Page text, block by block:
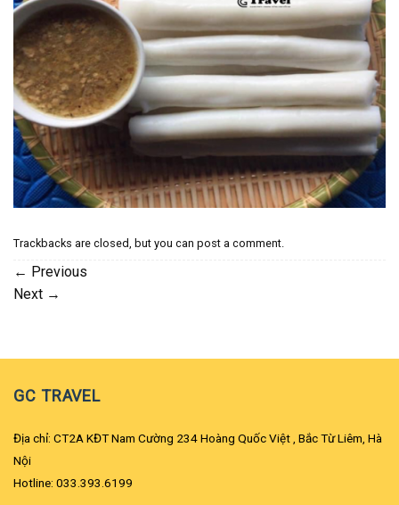
Trackbacks are closed, but you can post a comment.
← Previous
Next →
GC TRAVEL
Địa chỉ: CT2A KĐT Nam Cường 234 Hoàng Quốc Việt , Bắc Từ Liêm, Hà
Nội
Hotline: 033.393.6199